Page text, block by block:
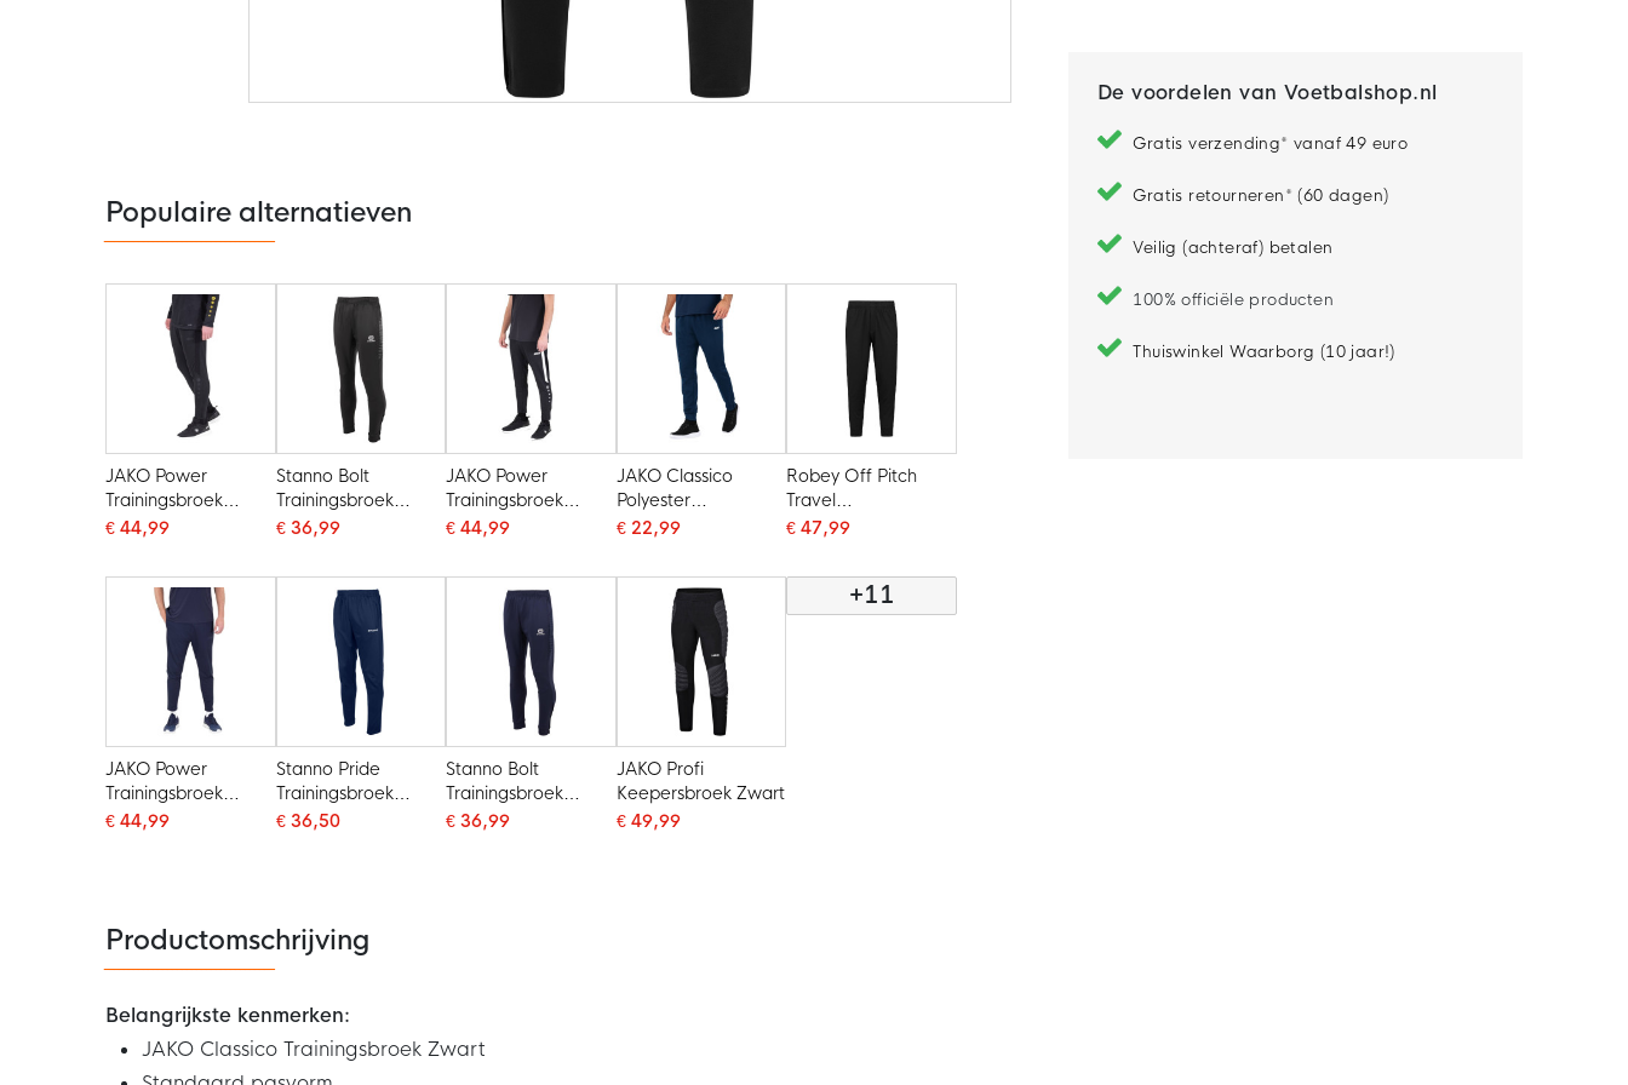
de
afbeeldingen-
gallerij
De voordelen van Voetbalshop.nl
Gratis verzending* vanaf 49 euro
Gratis retourneren* (60 dagen)
Veilig (achteraf) betalen
100% officiële producten
Thuiswinkel Waarborg (10 jaar!)
Populaire alternatieven
JAKO Power
Trainingsbroek
Zwart
€ 44,99
Stanno Bolt
Trainingsbroek
Zwart
€ 36,99
JAKO Power
Trainingsbroek
Zwart Wit
€ 44,99
JAKO Classico
Polyester
Trainingsbroek
€ 22,99
Robey Off Pitch
Travel
Trainingsbroek
€ 47,99
JAKO Power
Trainingsbroek
Donkerblauw
€ 44,99
Stanno Pride
Trainingsbroek
Donkerblauw
€ 36,50
Stanno Bolt
Trainingsbroek
Donkerblauw
€ 36,99
JAKO Profi
Keepersbroek Zwart
€ 49,99
+11
Productomschrijving
Belangrijkste kenmerken:
JAKO Classico Trainingsbroek Zwart